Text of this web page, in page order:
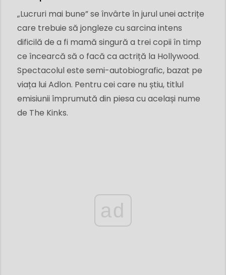
„Lucruri mai bune” se învârte în jurul unei actrițe
care trebuie să jongleze cu sarcina intens
dificilă de a fi mamă singură a trei copii în timp
ce încearcă să o facă ca actriță la Hollywood.
Spectacolul este semi-autobiografic, bazat pe
viața lui Adlon. Pentru cei care nu știu, titlul
emisiunii împrumută din piesa cu același nume
de The Kinks.
ad